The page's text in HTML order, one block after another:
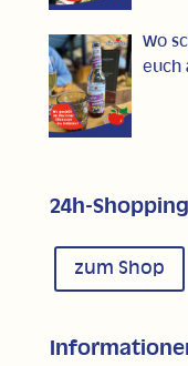
Wo
euch
24h-Shopping
zum Shop